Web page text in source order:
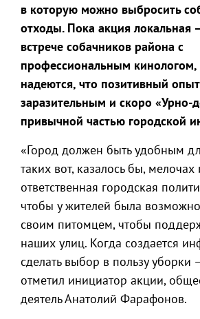
в которую можно выбросить
отходы. Пока акция локальная
встрече собачников района с
профессиональным кинологом,
надеются, что позитивный опыт
заразительным и скоро «Урно-
привычной частью городской
«Город должен быть удобным
таких вот, казалось бы, мелочах
ответственная городская
чтобы у жителей была
своим питомцем, чтобы
наших улиц. Когда создается
сделать выбор в пользу
отметил инициатор акции,
деятель Анатолий Фарафонов.